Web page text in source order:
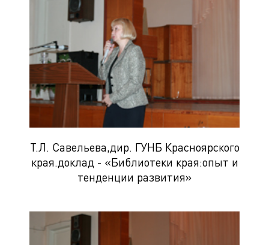
Т.Л. Савельева,дир. ГУНБ Красноярского
края.доклад - «Библиотеки края:опыт и
тенденции развития»